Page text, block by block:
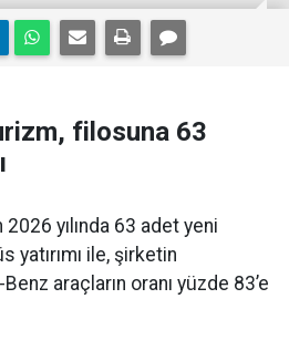
filosuna 63
yılında 63 adet yeni
ile, şirketin
araçların oranı yüzde 83’e